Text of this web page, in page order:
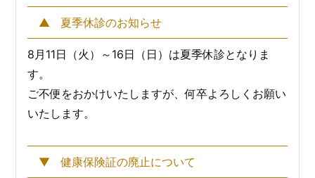
夏季休診のお知らせ
8月11日（火）～16日（日）は夏季休診となりま
す。
ご不便をおかけいたしますが、何卒よろしくお願い
いたします。
健康保険証の廃止について